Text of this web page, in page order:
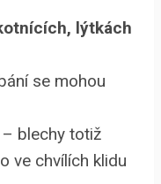
lýtkách
se mohou
blechy totiž
ve chvílích klidu